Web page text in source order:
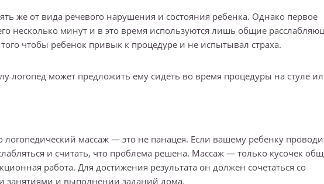
же от вида речевого нарушения и состояния ребенка. Однако первое
несколько минут и в это время используются лишь общие
чтобы ребенок привык к процедуре и не испытывал страха.
логопед может предложить ему сидеть во время процедуры на стуле
массаж — это не панацея. Если вашему ребенку
и считать, что проблема решена. Массаж — только кусочек
работа. Для достижения результата он должен сочетаться со
занятиями и выполнении заданий дома.